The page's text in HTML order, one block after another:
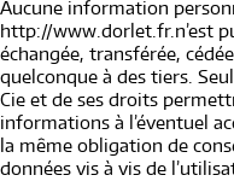
Aucune information
http://www.dorlet.fr.n’est
échangée, transférée,
quelconque à des tiers.
Cie et de ses droits
informations à l’éventuel
la même obligation de
données vis à vis de